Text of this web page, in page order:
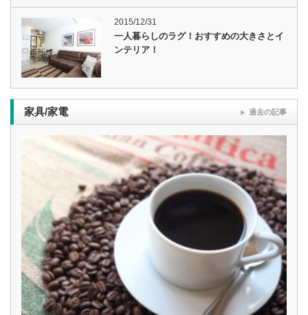
2015/12/31
一人暮らしのラグ！おすすめの大きさとイ
ンテリア！
家具/家電 過去の記事